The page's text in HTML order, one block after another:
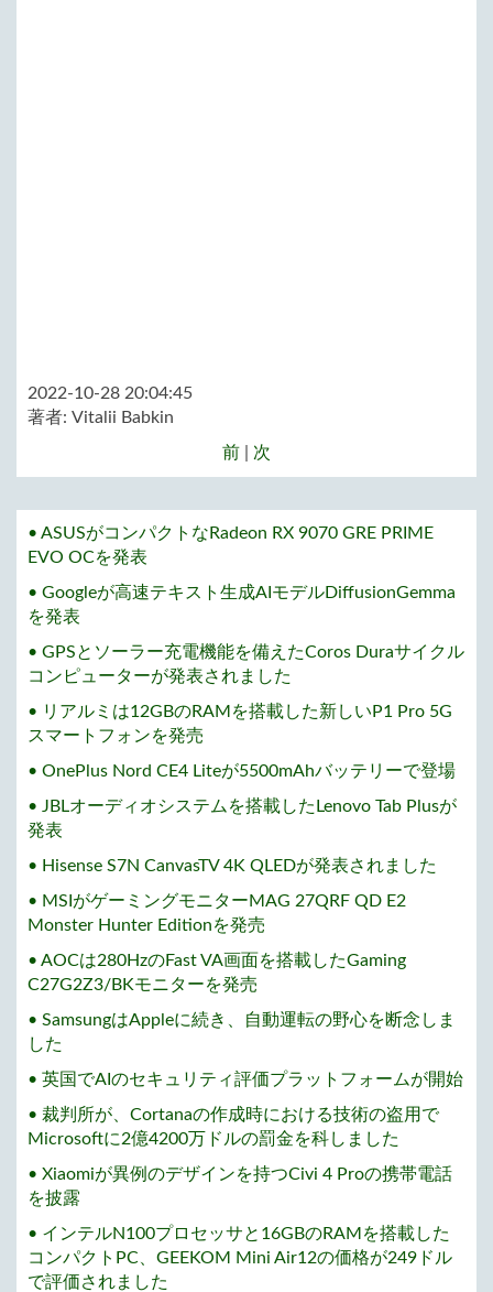
2022-10-28 20:04:45
著者: Vitalii Babkin
前
次
• ASUSがコンパクトなRadeon RX 9070 GRE PRIME
EVO OCを発表
• Googleが高速テキスト生成AIモデルDiffusionGemma
を発表
• GPSとソーラー充電機能を備えたCoros Duraサイクル
コンピューターが発表されました
• リアルミは12GBのRAMを搭載した新しいP1 Pro 5G
スマートフォンを発売
• OnePlus Nord CE4 Liteが5500mAhバッテリーで登場
• JBLオーディオシステムを搭載したLenovo Tab Plusが
発表
• Hisense S7N CanvasTV 4K QLEDが発表されました
• MSIがゲーミングモニターMAG 27QRF QD E2
Monster Hunter Editionを発売
• AOCは280HzのFast VA画面を搭載したGaming
C27G2Z3/BKモニターを発売
• SamsungはAppleに続き、自動運転の野心を断念しま
した
• 英国でAIのセキュリティ評価プラットフォームが開始
• 裁判所が、Cortanaの作成時における技術の盗用で
Microsoftに2億4200万ドルの罰金を科しました
• Xiaomiが異例のデザインを持つCivi 4 Proの携帯電話
を披露
• インテルN100プロセッサと16GBのRAMを搭載した
コンパクトPC、GEEKOM Mini Air12の価格が249ドル
で評価されました